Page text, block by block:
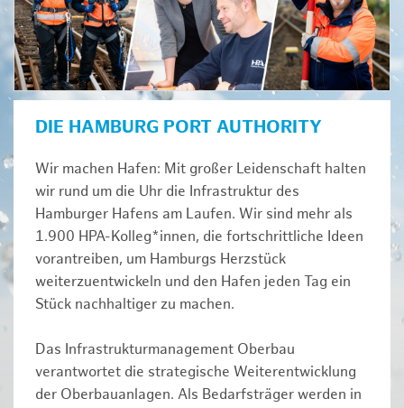
DIE HAMBURG PORT AUTHORITY
Wir machen Hafen: Mit großer Leidenschaft halten
wir rund um die Uhr die Infrastruktur des
Hamburger Hafens am Laufen. Wir sind mehr als
1.900 HPA-Kolleg*innen, die fortschrittliche Ideen
vorantreiben, um Hamburgs Herzstück
weiterzuentwickeln und den Hafen jeden Tag ein
Stück nachhaltiger zu machen.
Das Infrastrukturmanagement Oberbau
verantwortet die strategische Weiterentwicklung
der Oberbauanlagen. Als Bedarfsträger werden in